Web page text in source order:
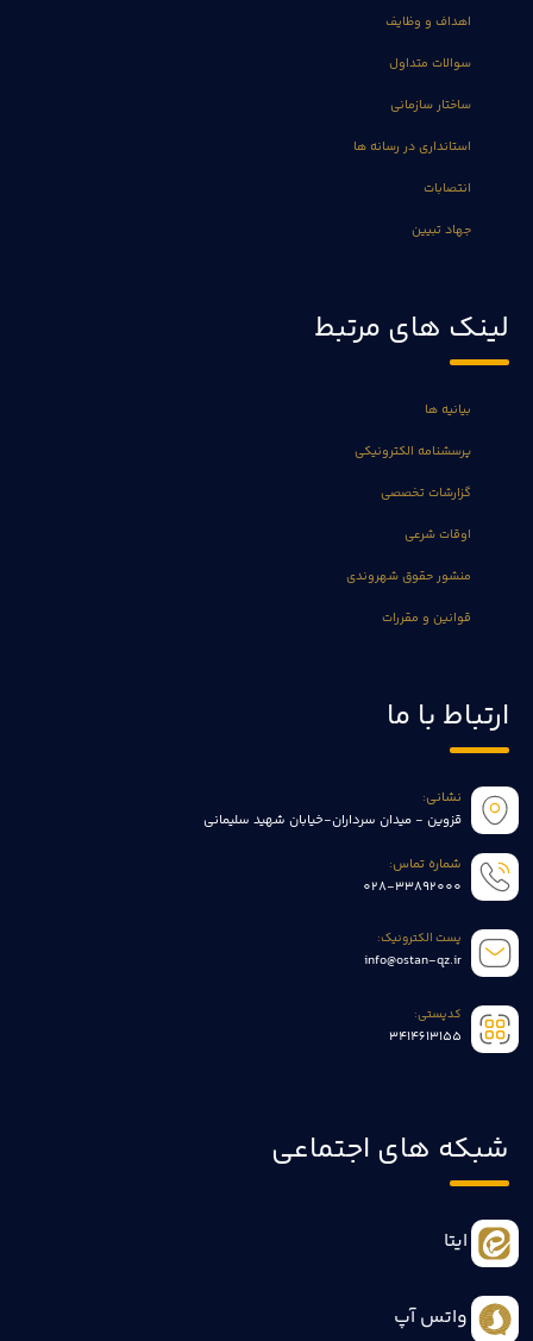
اهداف و وظایف
سوالات متداول
ساختار سازمانی
استانداری در رسانه ها
انتصابات
جهاد تبیین
لینک های مرتبط
بیانیه ها
پرسشنامه الکترونیکی
گزارشات تخصصی
اوقات شرعی
منشور حقوق شهروندی
قوانین و مقررات
ارتباط با ما
نشانی:
قزوین - میدان سرداران-خیابان شهید سلیمانی
شماره تماس:
028-33892000
پست الکترونیک:
info@ostan-qz.ir
کدپستی:
3414613155
شبکه های اجتماعی
ایتا
واتس آپ